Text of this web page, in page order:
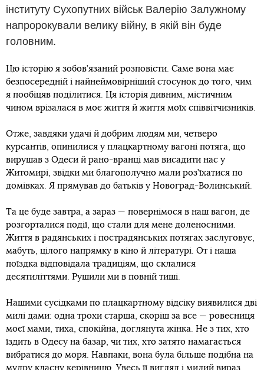
інституту Сухопутних військ Валерію Залужному
напророкували велику війну, в якій він буде
головним.
Цю історію я зобов’язаний розповісти. Саме вона має
безпосередній і найнеймовірніший стосунок до того, чим
я пообіцяв поділитися. Ця історія дивним, містичним
чином врізалася в моє життя й життя моїх співвітчизників.
Отже, завдяки удачі й добрим людям ми, четверо
курсантів, опинилися у плацкартному вагоні потяга, що
вирушав з Одеси й рано-вранці мав висадити нас у
Житомирі, звідки ми благополучно мали роз’їхатися по
домівках. Я прямував до батьків у Новоград-Волинський.
Та це буде завтра, а зараз — повернімося в наш вагон, де
розгорталися події, що стали для мене доленосними.
Життя в радянських і пострадянських потягах заслуговує,
мабуть, цілого напрямку в кіно й літературі. От і наша
поїздка відповідала традиціям, що склалися
десятиліттями. Рушили ми в повній тиші.
Нашими сусідками по плацкартному відсіку виявилися дві
милі дами: одна трохи старша, скоріш за все — ровесниця
моєї мами, тиха, спокійна, доглянута жінка. Не з тих, хто
їздить в Одесу на базар, чи тих, хто затято намагається
вибратися до моря. Навпаки, вона була більше подібна на
мудру класну керівницю. Увесь її вигляд і милий вираз